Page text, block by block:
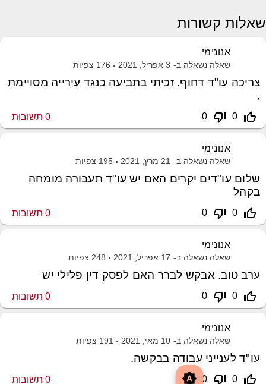
brightness_auto
שאלות קשורות
אנונימי
שאלה נשאלה ב- 3 אפריל, 2021 176 צפיות
צריכה עו"ד דחוף. זכיתי בתביעה כנגד עירייה מסויימת
,
thumb_up_off_alt
0
thumb_down_off_alt
0
0 תשובות
אנונימי
שאלה נשאלה ב- 21 מרץ, 2021 195 צפיות
שלום עו"דים יקרים האם יש עו"ד תעבורה מומחה
בקהל
thumb_up_off_alt
0
thumb_down_off_alt
0
0 תשובות
אנונימי
שאלה נשאלה ב- 17 אפריל, 2021 248 צפיות
ערב טוב. אבקש לברר האם לפסק דין פלילי יש
thumb_up_off_alt
0
thumb_down_off_alt
0
0 תשובות
אנונימי
שאלה נשאלה ב- 10 מאי, 2021 191 צפיות
עו"ד לענייני עבודה בבקשה.
thumb_up_off_alt
0
thumb_down_off_alt
0
0 תשובות